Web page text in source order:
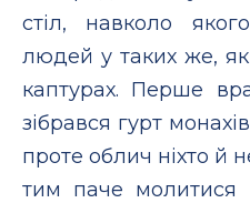
стіл, навколо
людей у таких же,
каптурах. Перше
зібрався гурт
проте облич ніхто й
тим паче молитися